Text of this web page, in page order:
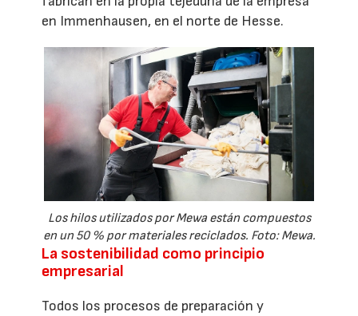
en Immenhausen, en el norte de Hesse.
Los hilos utilizados por Mewa están compuestos
en un 50 % por materiales reciclados. Foto: Mewa.
La sostenibilidad como principio
empresarial
Todos los procesos de preparación y